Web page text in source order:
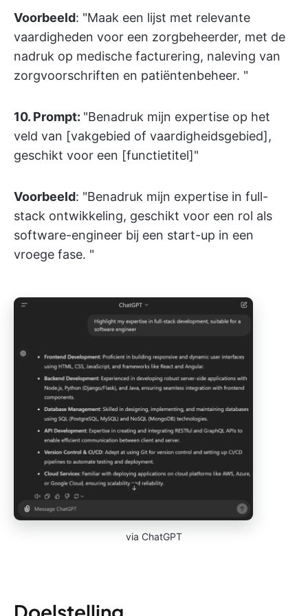
Voorbeeld: "Maak een lijst met relevante
vaardigheden voor een zorgbeheerder, met de
nadruk op medische facturering, naleving van
zorgvoorschriften en patiëntenbeheer. "
10. Prompt: "Benadruk mijn expertise op het
veld van [vakgebied of vaardigheidsgebied],
geschikt voor een [functietitel]"
Voorbeeld: "Benadruk mijn expertise in full-
stack ontwikkeling, geschikt voor een rol als
software-engineer bij een start-up in een
vroege fase. "
via ChatGPT